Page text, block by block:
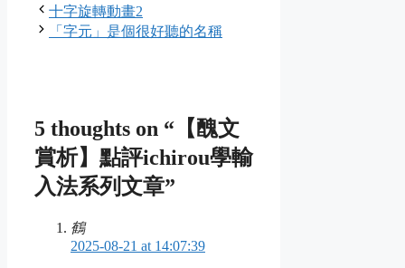
十字旋轉動畫2
「字元」是個很好聽的名稱
5 thoughts on “【醜文
賞析】點評ichirou學輸
入法系列文章”
鶴
2025-08-21 at 14:07:39